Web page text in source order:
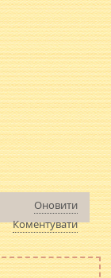
Оновити
Коментувати